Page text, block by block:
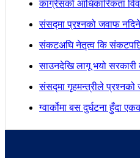
कांग्रेसको आधिकारिकता
संसद्मा प्रश्नको जवाफ
संकटअघि नेतृत्व कि संकटपछि
साउनदेखि लागू भयो सरकारी
संसद्मा गृहमन्त्रीले प्रश्नको
ग्वार्कोमा बस दुर्घटना हुँदा